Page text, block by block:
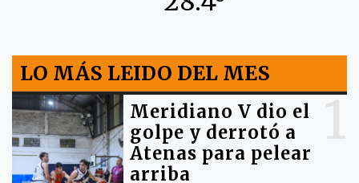
LO MÁS LEIDO DEL MES
Meridiano V dio el
golpe y derrotó a
Atenas para pelear
arriba